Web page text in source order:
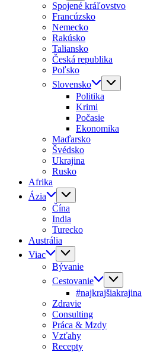
Spojené kráľovstvo
Francúzsko
Nemecko
Rakúsko
Taliansko
Česká republika
Poľsko
Slovensko
Politika
Krimi
Počasie
Ekonomika
Maďarsko
Švédsko
Ukrajina
Rusko
Afrika
Ázia
Čína
India
Turecko
Austrália
Viac
Bývanie
Cestovanie
#najkrajšiakrajina
Zdravie
Consulting
Práca & Mzdy
Vzťahy
Recepty